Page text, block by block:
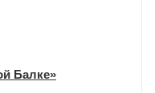
Балке»